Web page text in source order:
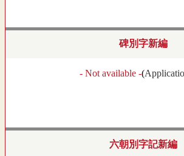
碑別字新編
- Not available -(
六朝別字記新編